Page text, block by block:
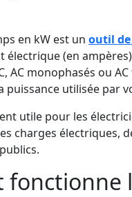
en kW est un outil
électrique (en
AC monophasés ou
puissance utilisée par
utile pour les
charges électriques,
fonctionne